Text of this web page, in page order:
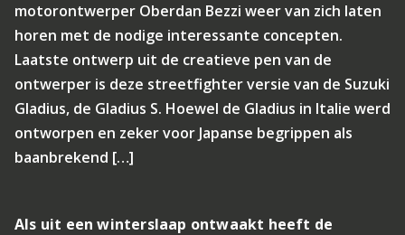
motorontwerper Oberdan Bezzi weer van zich laten
horen met de nodige interessante concepten.
Laatste ontwerp uit de creatieve pen van de
ontwerper is deze streetfighter versie van de Suzuki
Gladius, de Gladius S. Hoewel de Gladius in Italie werd
ontworpen en zeker voor Japanse begrippen als
baanbrekend […]
Als uit een winterslaap ontwaakt heeft de